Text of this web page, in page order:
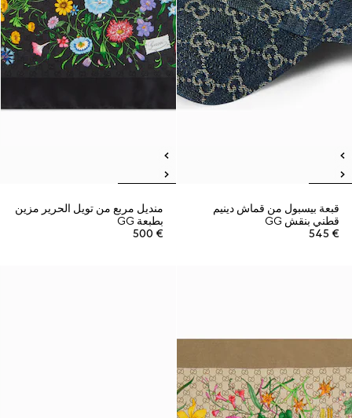
قبعة بيسبول من قماش دينيم
قطني بنقش GG
€ 545
منديل مربع من تويل الحرير مزين
بطبعة GG
€ 500